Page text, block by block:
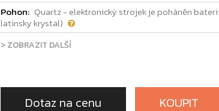
Pohon: Quartz - elektronický strojek je poháněn
latinsky krystal)
> ZOBRAZIT DALŠÍ
Dotaz na cenu KOUPIT